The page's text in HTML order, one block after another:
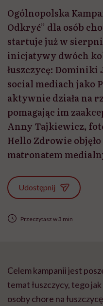
Ogólnopolska
Odkryć” dla osób
startuje już w
inicjatywy dwóch
łuszczycę: Dominiki
social mediach jako
aktywnie działa na
pomagając im
Anny Tajkiewicz,
Hello Zdrowie
matronatem
Udostępnij
Przeczytasz w 3 min
Celem kampanii jest
temat łuszczycy, tego
osoby chore na